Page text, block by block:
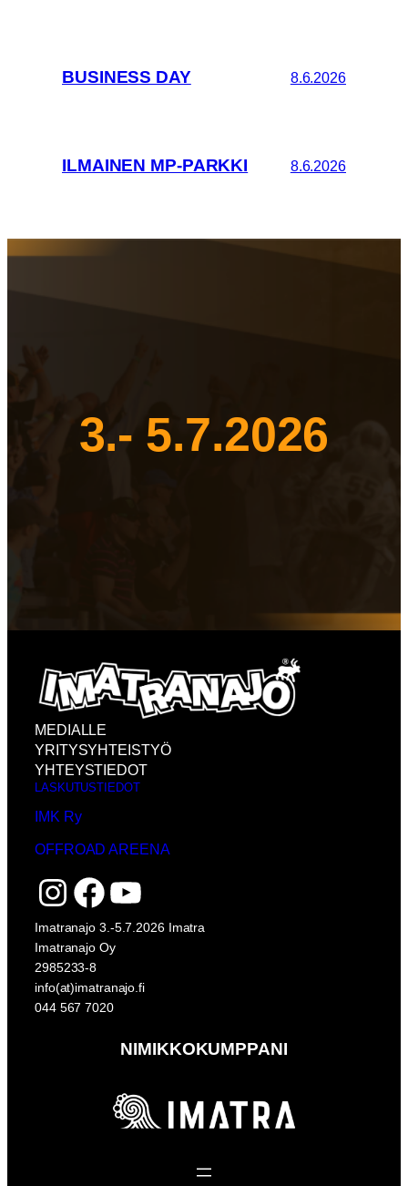
BUSINESS DAY 8.6.2026
ILMAINEN MP-PARKKI 8.6.2026
3.- 5.7.2026
MEDIALLE
YRITYSYHTEISTYÖ
YHTEYSTIEDOT
LASKUTUSTIEDOT
IMK Ry
OFFROAD AREENA
InstagramFacebook YouTube
Imatranajo 3.-5.7.2026 Imatra
Imatranajo Oy
2985233-8
info(at)imatranajo.fi
044 567 7020
NIMIKKOKUMPPANI